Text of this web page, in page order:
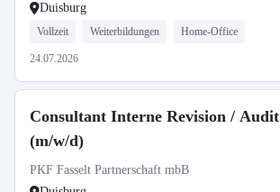
Duisburg
Vollzeit Weiterbildungen Home-Office
24.07.2026
Consultant Interne Revision / Audit
(m/w/d)
PKF Fasselt Partnerschaft mbB